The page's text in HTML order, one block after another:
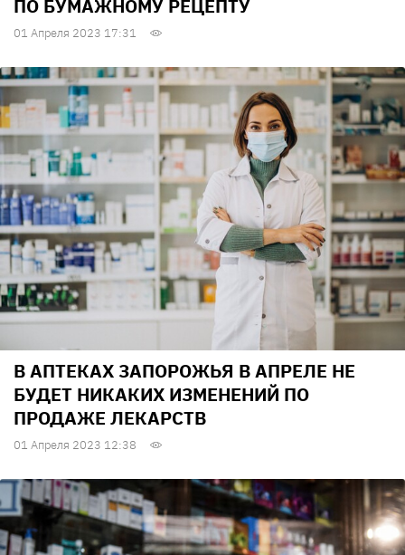
ПО БУМАЖНОМУ РЕЦЕПТУ
01 Апреля 2023 17:31
В АПТЕКАХ ЗАПОРОЖЬЯ В АПРЕЛЕ НЕ
БУДЕТ НИКАКИХ ИЗМЕНЕНИЙ ПО
ПРОДАЖЕ ЛЕКАРСТВ
01 Апреля 2023 12:38